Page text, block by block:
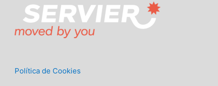
Política de Cookies